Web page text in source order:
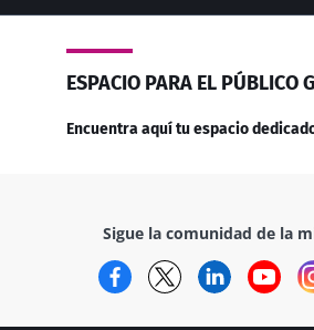
ESPACIO PARA EL PÚBLICO
Encuentra aquí tu espacio
Sigue la comunidad de la
FacebookTwitterLinkedIn